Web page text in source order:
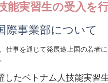
能実習生の受入を
際事業部について
仕事を通じて発展途上国の若者
たベトナム人技能実習